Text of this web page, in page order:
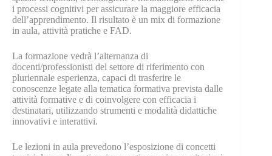
i processi cognitivi per assicurare la maggiore efficacia
dell’apprendimento. Il risultato è un mix di formazione
in aula, attività pratiche e FAD.
La formazione vedrà l’alternanza di
docenti/professionisti del settore di riferimento con
pluriennale esperienza, capaci di trasferire le
conoscenze legate alla tematica formativa prevista dalle
attività formative e di coinvolgere con efficacia i
destinatari, utilizzando strumenti e modalità didattiche
innovativi e interattivi.
Le lezioni in aula prevedono l’esposizione di concetti